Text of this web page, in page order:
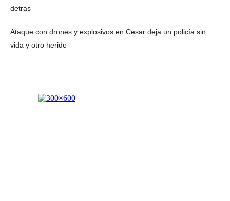
detrás
Ataque con drones y explosivos en Cesar deja un policía sin
vida y otro herido